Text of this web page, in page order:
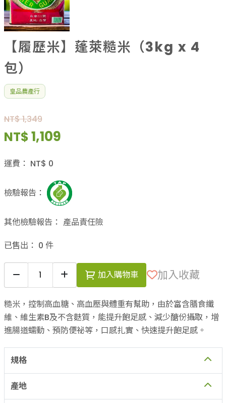
【履歷米】蓬萊糙米（3kg x 4
包）
皇品農產行
NT$ 1,349
NT$1,109
運費： NT$ 0
檢驗報告：
其他檢驗報告： 產品責任險
已售出： 0 件
加入購物車 加入收藏
糙米，控制高血糖、高血壓與體重有幫助，由於富含膳食纖
維、維生素B及不含麩質，能提升飽足感、減少醣份攝取，增
進腸道蠕動、預防便祕等，口感扎實、快速提升飽足感。
規格
產地